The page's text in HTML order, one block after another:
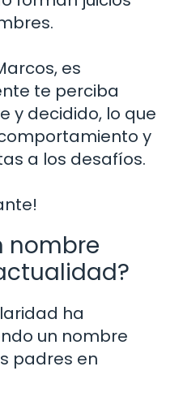
es
te perciba
y decidido, lo que
y
a los desafíos.
nombre
ha
un nombre
padres en